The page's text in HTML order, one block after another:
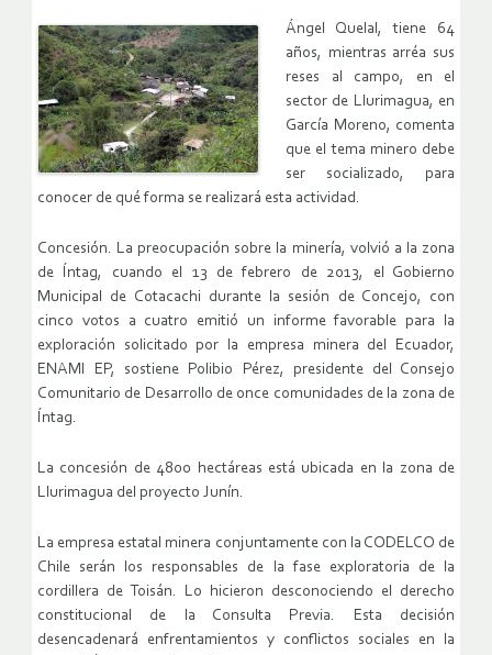
Ángel Quelal, tiene 64
años, mientras arréa sus
reses al campo, en el
sector de Llurimagua, en
García Moreno, comenta
que el tema minero debe
ser socializado, para
conocer de qué forma se realizará esta actividad.
Concesión. La preocupación sobre la minería, volvió a la zona
de Íntag, cuando el 13 de febrero de 2013, el Gobierno
Municipal de Cotacachi durante la sesión de Concejo, con
cinco votos a cuatro emitió un informe favorable para la
exploración solicitado por la empresa minera del Ecuador,
ENAMI EP, sostiene Polibio Pérez, presidente del Consejo
Comunitario de Desarrollo de once comunidades de la zona de
Íntag.
La concesión de 4800 hectáreas está ubicada en la zona de
Llurimagua del proyecto Junín.
La empresa estatal minera conjuntamente con la CODELCO de
Chile serán los responsables de la fase exploratoria de la
cordillera de Toisán. Lo hicieron desconociendo el derecho
constitucional de la Consulta Previa. Esta decisión
desencadenará enfrentamientos y conflictos sociales en la